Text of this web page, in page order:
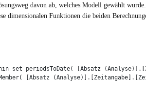
davon ab, welches Modell gewählt
dimensionalen Funktionen die beiden
set periodsToDate( [Absatz
[Absatz